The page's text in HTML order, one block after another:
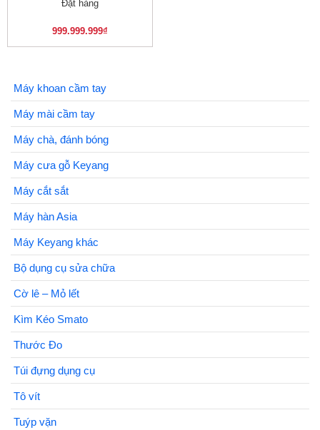
Đặt hàng
999.999.999₫
Máy khoan cầm tay
Máy mài cầm tay
Máy chà, đánh bóng
Máy cưa gỗ Keyang
Máy cắt sắt
Máy hàn Asia
Máy Keyang khác
Bộ dụng cụ sửa chữa
Cờ lê – Mỏ lết
Kìm Kéo Smato
Thước Đo
Túi đựng dụng cụ
Tô vít
Tuýp vặn